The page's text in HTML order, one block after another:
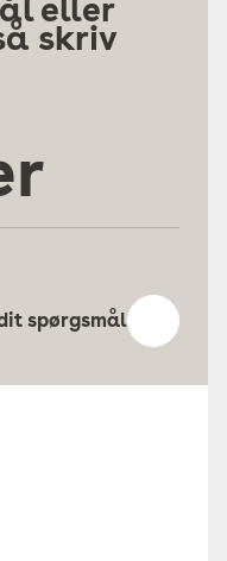
eller
skriv
spørgsmål